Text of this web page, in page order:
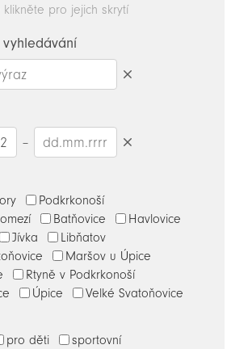
pro jejich skrytí
vyhledávání
–
Podkrkonoší
Batňovice
Havlovice
Jívka
Libňatov
Maršov u Úpice
Rtyně v Podkrkonoší
Úpice Velké Svatoňovice
pro děti sportovní